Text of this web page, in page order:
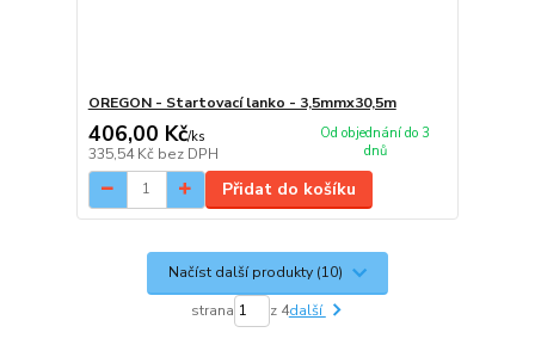
OREGON - Startovací lanko - 3,5mmx30,5m
406,00 Kč/ks
335,54 Kč bez DPH
Od objednání do 3
dnů
Přidat do košíku
Načíst další produkty (10)
strana z 4další